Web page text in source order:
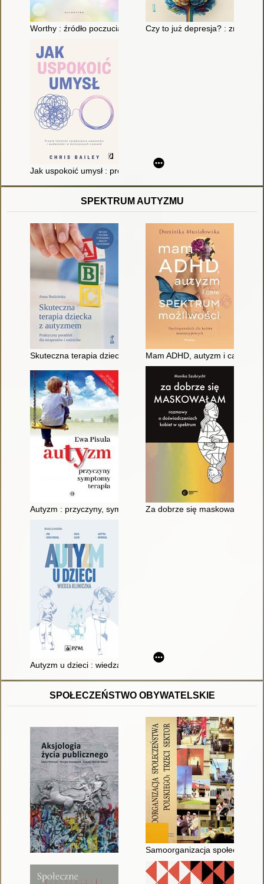
Worthy : źródło poczucia własnej wartości : jak uwierzyć, że
Czy to już depresja? : zrozum
Jak uspokoić umysł : proste techniki zwiększania uważności i
SPEKTRUM AUTYZMU
Skuteczna terapia dziecka z autyzmem : praktyczny poradnik
Mam ADHD, autyzm i całe
Autyzm : przyczyny, symptomy, terapiaZa dobrze się maskowałam :
Autyzm u dzieci : wiedza kliniczna
SPOŁECZEŃSTWO OBYWATELSKIE
Samoorganizacja